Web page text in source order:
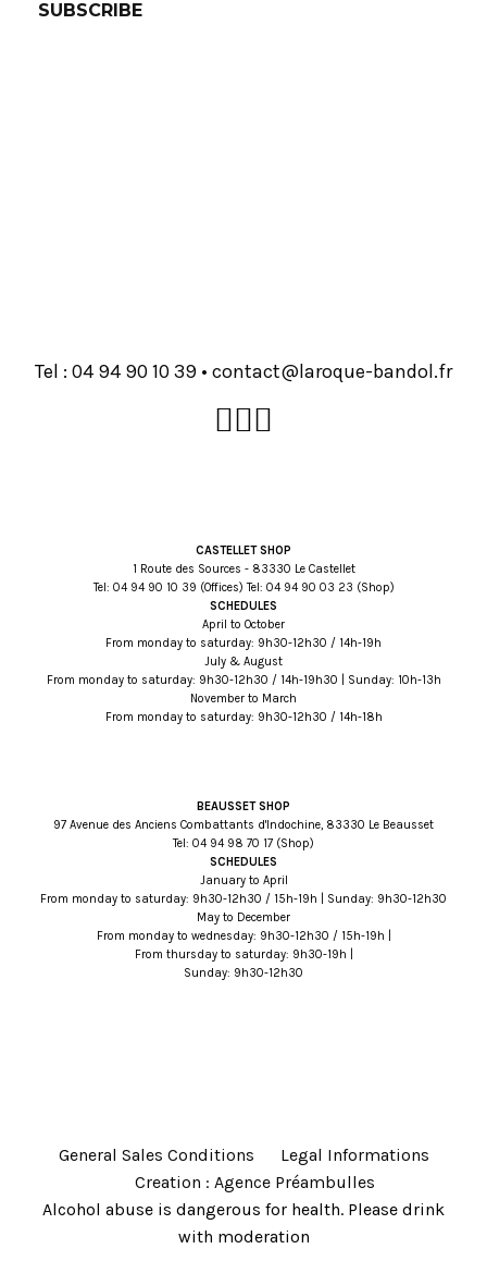
Tel : rf.lodnab-euqoral@tcatnoc
•
93 01 09 49 40
CASTELLET SHOP
1 Route des Sources - 83330 Le Castellet
Tel: 93 01 09 49 40 (Offices) Tel: 32 30 09 49 40 (Shop)
SCHEDULES
April to October
From monday to saturday: 9h30-12h30 / 14h-19h
July & August
From monday to saturday: 9h30-12h30 / 14h-19h30 | Sunday: 10h-13h
November to March
From monday to saturday: 9h30-12h30 / 14h-18h
BEAUSSET SHOP
97 Avenue des Anciens Combattants d'Indochine, 83330 Le Beausset
Tel: 71 07 89 49 40 (Shop)
SCHEDULES
January to April
From monday to saturday: 9h30-12h30 / 15h-19h | Sunday: 9h30-12h30
May to December
From monday to wednesday: 9h30-12h30 / 15h-19h |
From thursday to saturday: 9h30-19h |
Sunday: 9h30-12h30
General Sales Conditions
Legal Informations
Creation : Agence Préambulles
Alcohol abuse is dangerous for health. Please drink
with moderation